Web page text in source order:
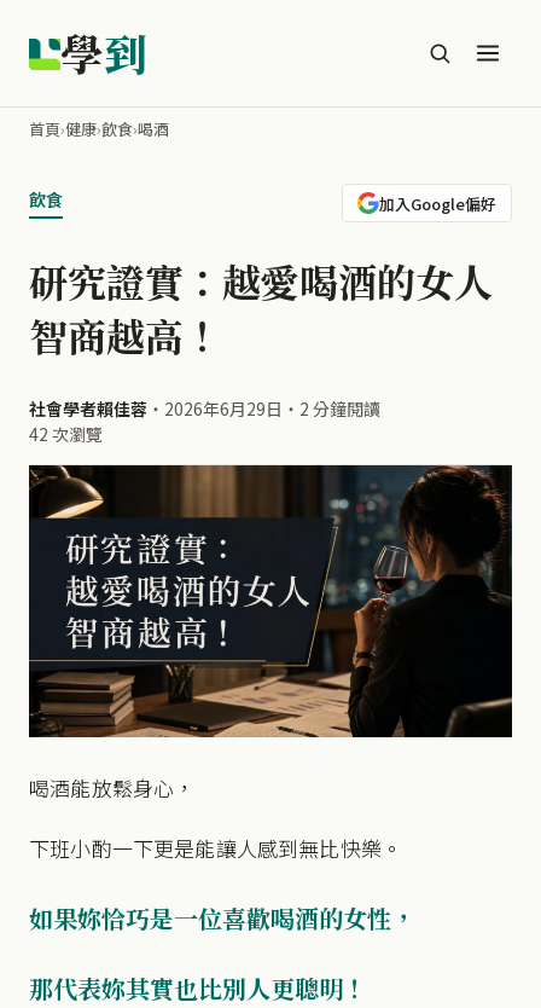
學到
首頁›健康›飲食›喝酒
飲食 加入Google偏好
研究證實：越愛喝酒的女人
智商越高！
社會學者賴佳蓉 ・ 2026年6月29日 ・ 2 分鐘閱讀
42 次瀏覽
喝酒能放鬆身心，
下班小酌一下更是能讓人感到無比快樂。
如果妳恰巧是一位喜歡喝酒的女性，
那代表妳其實也比別人更聰明！